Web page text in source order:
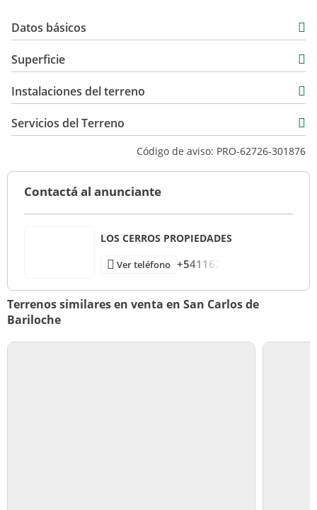
Datos básicos
Superficie
1.236 m2
Instalaciones del terreno
Servicios del Terreno
Código de aviso: PRO-62726-301876
Contactá al anunciante
LOS CERROS PROPIEDADES
Ver teléfono +541162
Terrenos similares en venta en San Carlos de
Bariloche